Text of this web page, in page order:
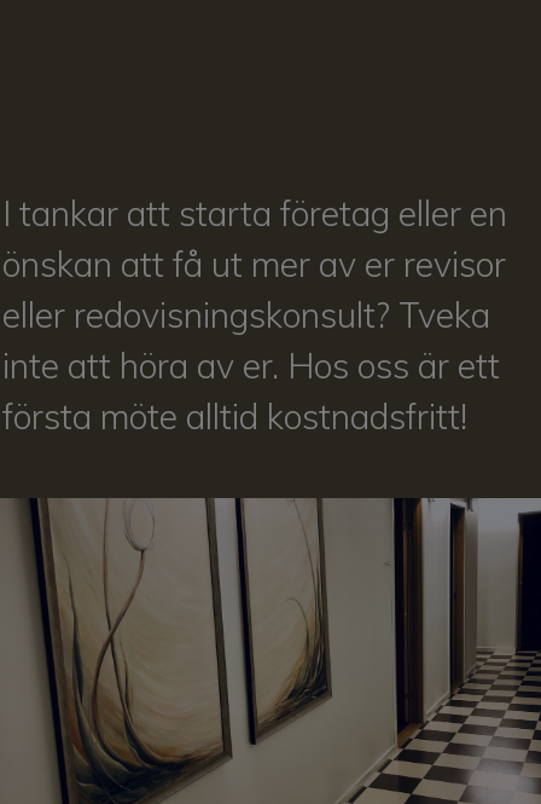
I tankar att starta företag eller en
önskan att få ut mer av er revisor
eller redovisningskonsult? Tveka
inte att höra av er. Hos oss är ett
första möte alltid kostnadsfritt!